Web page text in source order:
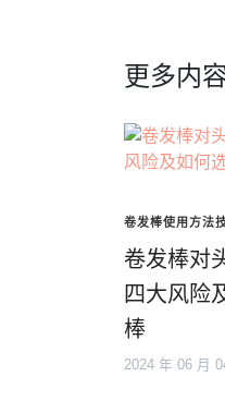
更多内
卷发棒使用方法
卷发棒对
四大风险
棒
2024 年 06 月